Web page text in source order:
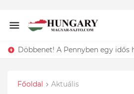
Főoldal Aktuális